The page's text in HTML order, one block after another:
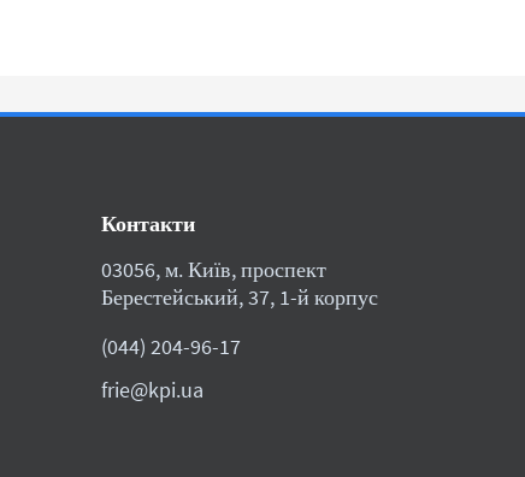
Контакти
03056, м. Київ, проспект
Берестейський, 37, 1-й корпус
(044) 204-96-17
frie@kpi.ua